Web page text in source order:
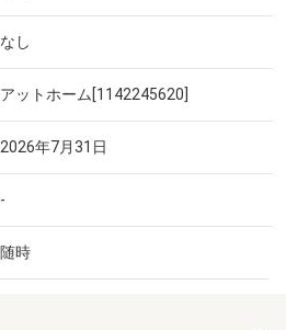
なし
アットホーム[1142245620]
2026年7月31日
-
随時